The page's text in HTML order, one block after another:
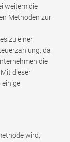
weitem die
Methoden zur
zu einer
da
die
dieser
einige
wird,